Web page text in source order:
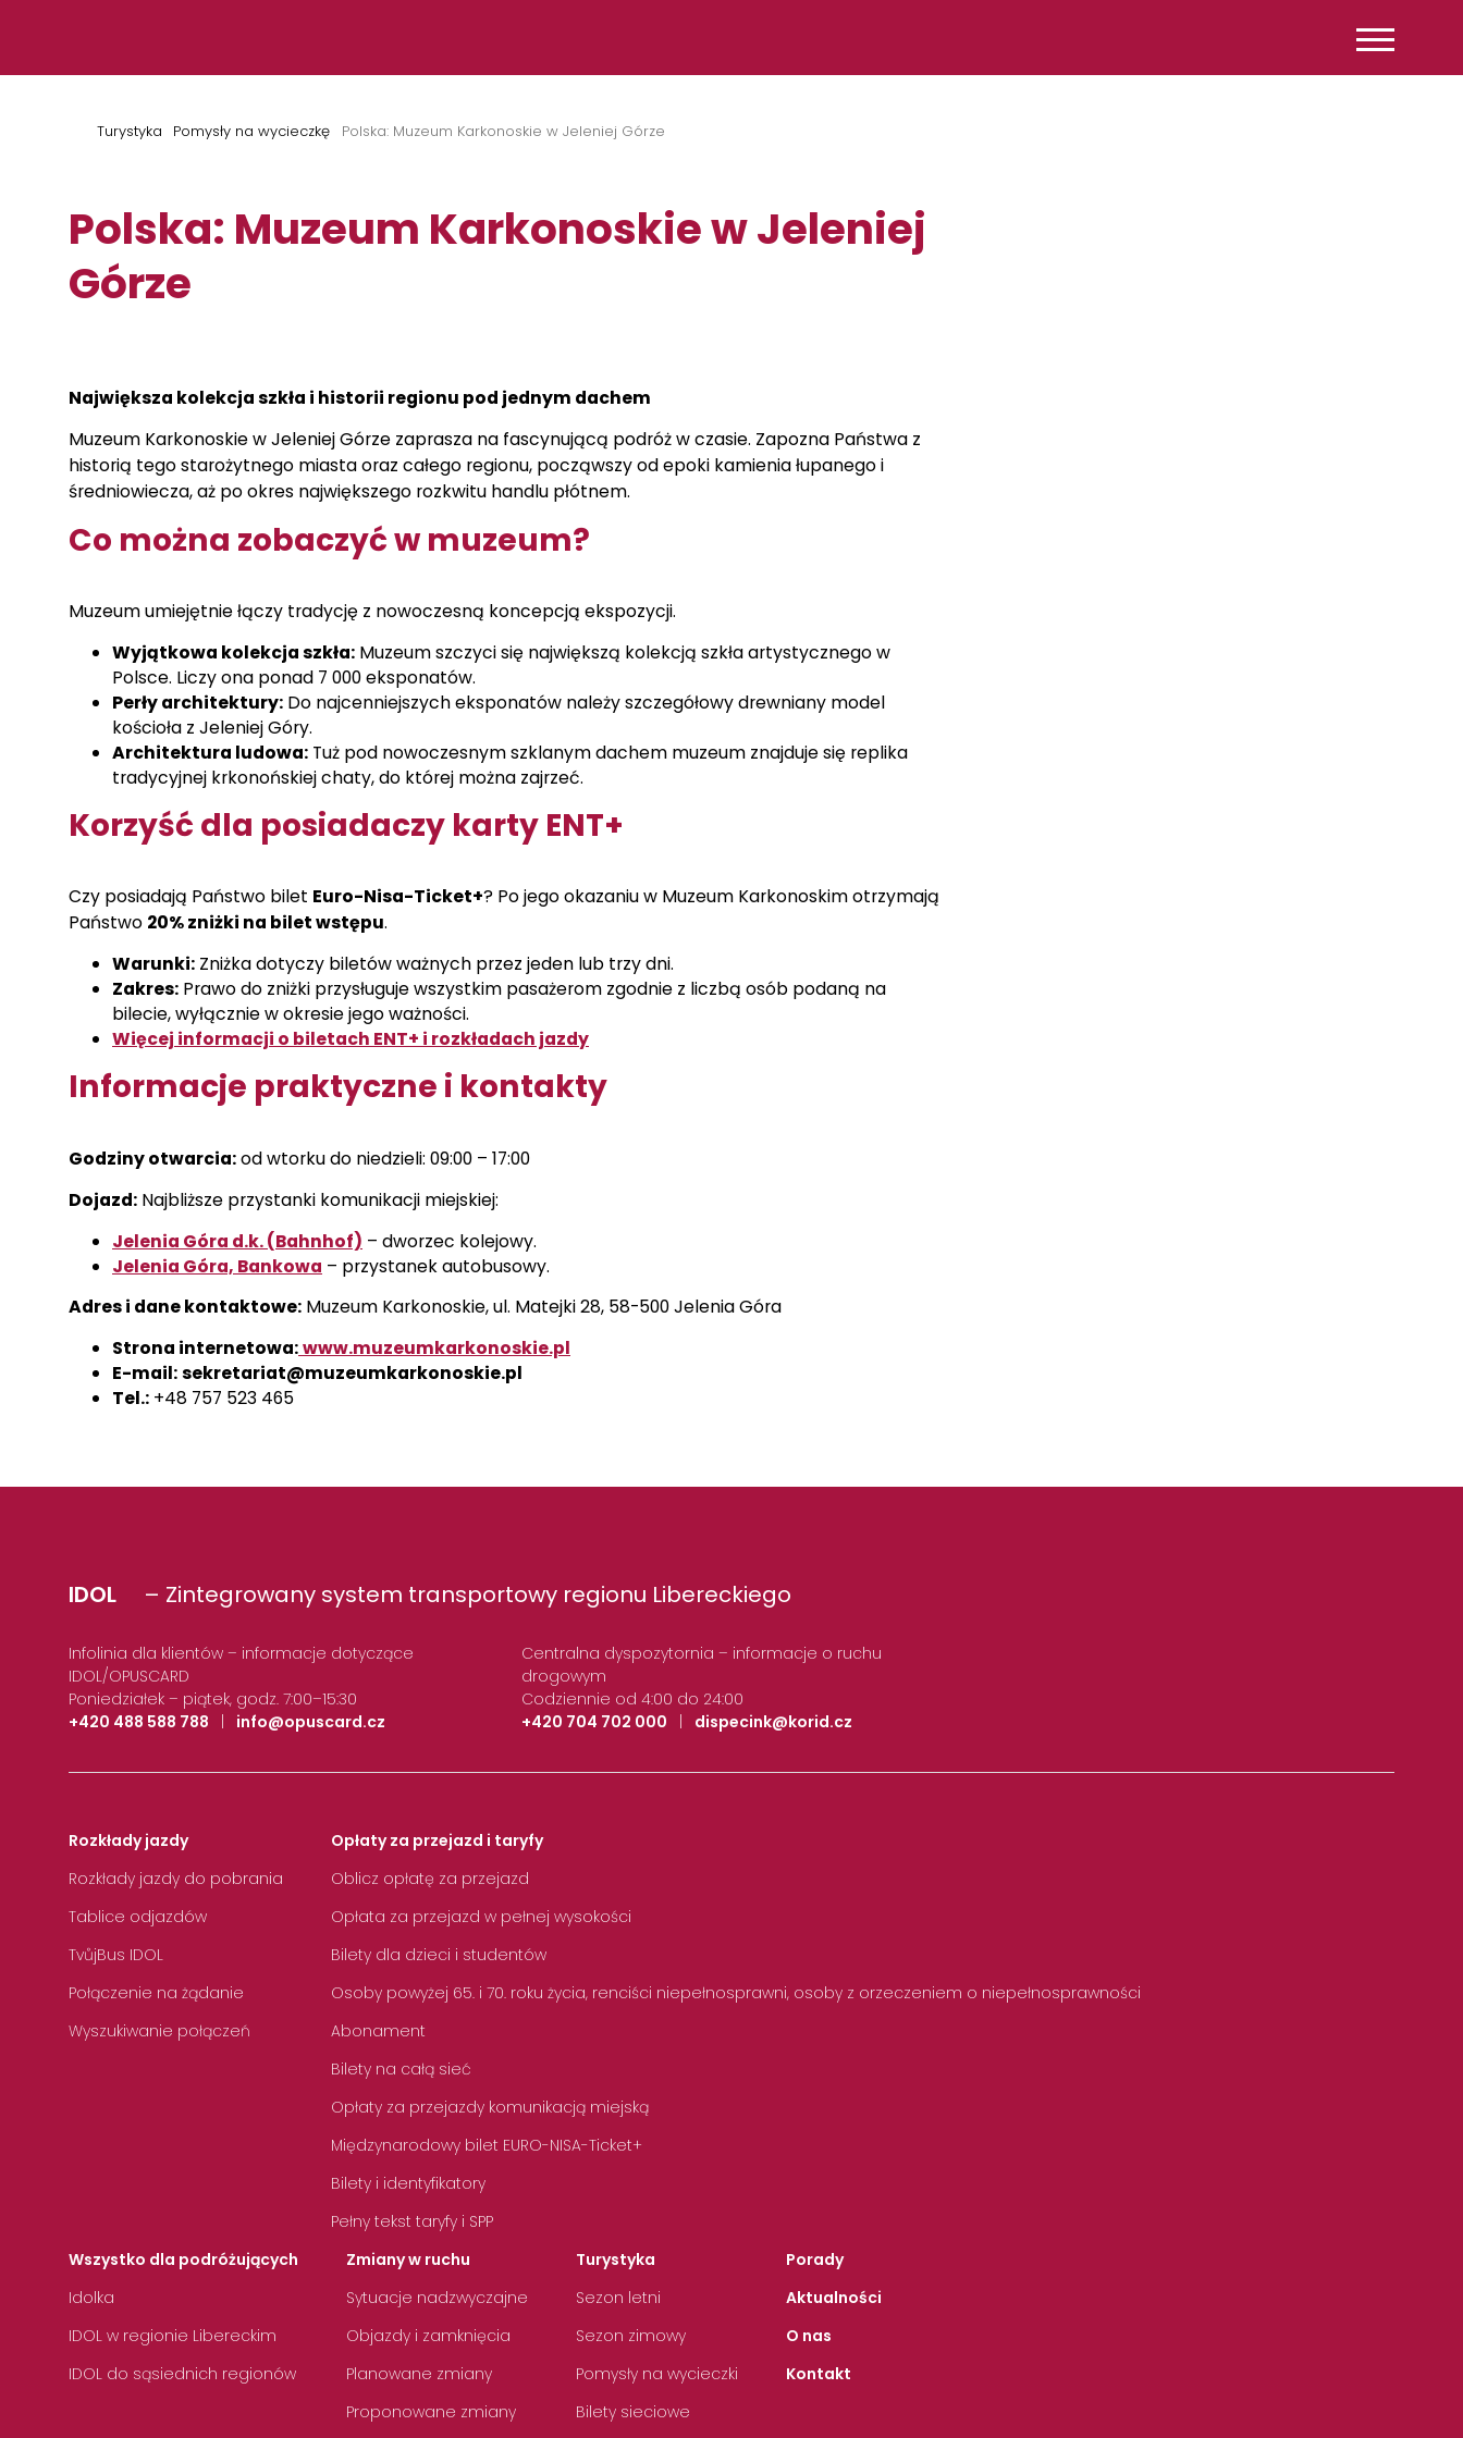
Turystyka Pomysły na wycieczkę Polska: Muzeum Karkonoskie w Jeleniej Górze
Polska: Muzeum Karkonoskie w Jeleniej
Górze
Największa kolekcja szkła i historii regionu pod jednym dachem
Muzeum Karkonoskie w Jeleniej Górze zaprasza na fascynującą podróż w czasie. Zapozna Państwa z
historią tego starożytnego miasta oraz całego regionu, począwszy od epoki kamienia łupanego i
średniowiecza, aż po okres największego rozkwitu handlu płótnem.
Co można zobaczyć w muzeum?
Muzeum umiejętnie łączy tradycję z nowoczesną koncepcją ekspozycji.
Wyjątkowa kolekcja szkła: Muzeum szczyci się największą kolekcją szkła artystycznego w
Polsce. Liczy ona ponad 7 000 eksponatów.
Perły architektury: Do najcenniejszych eksponatów należy szczegółowy drewniany model
kościoła z Jeleniej Góry.
Architektura ludowa: Tuż pod nowoczesnym szklanym dachem muzeum znajduje się replika
tradycyjnej krkonońskiej chaty, do której można zajrzeć.
Korzyść dla posiadaczy karty ENT+
Czy posiadają Państwo bilet Euro-Nisa-Ticket+? Po jego okazaniu w Muzeum Karkonoskim otrzymają
Państwo 20% zniżki na bilet wstępu.
Warunki: Zniżka dotyczy biletów ważnych przez jeden lub trzy dni.
Zakres: Prawo do zniżki przysługuje wszystkim pasażerom zgodnie z liczbą osób podaną na
bilecie, wyłącznie w okresie jego ważności.
Więcej informacji o biletach ENT+ i rozkładach jazdy
Informacje praktyczne i kontakty
Godziny otwarcia:od wtorku do niedzieli: 09:00 – 17:00
Dojazd: Najbliższe przystanki komunikacji miejskiej:
Jelenia Góra d.k. (Bahnhof) – dworzec kolejowy.
Jelenia Góra, Bankowa – przystanek autobusowy.
Adres i dane kontaktowe: Muzeum Karkonoskie, ul. Matejki 28, 58-500 Jelenia Góra
Strona internetowa:www.muzeumkarkonoskie.pl
E-mail:sekretariat@muzeumkarkonoskie.pl
Tel.: +48 757 523 465
IDOL – Zintegrowany system transportowy regionu Libereckiego
Infolinia dla klientów – informacje dotyczące
IDOL/OPUSCARD
Poniedziałek – piątek, godz. 7:00–15:30
+420 488 588 788
| info@opuscard.cz
Centralna dyspozytornia – informacje o ruchu
drogowym
Codziennie od 4:00 do 24:00
+420 704 702 000
| dispecink@korid.cz
Rozkłady jazdy
Rozkłady jazdy do pobrania
Tablice odjazdów
TvůjBus IDOL
Połączenie na żądanie
Wyszukiwanie połączeń
Opłaty za przejazd i taryfy
Oblicz opłatę za przejazd
Opłata za przejazd w pełnej wysokości
Bilety dla dzieci i studentów
Osoby powyżej 65. i 70. roku życia, renciści niepełnosprawni, osoby z orzeczeniem o niepełnosprawności
Abonament
Bilety na całą sieć
Opłaty za przejazdy komunikacją miejską
Międzynarodowy bilet EURO-NISA-Ticket+
Bilety i identyfikatory
Pełny tekst taryfy i SPP
Wszystko dla podróżujących
Idolka
IDOL w regionie Libereckim
IDOL do sąsiednich regionów
Zmiany w ruchu
Sytuacje nadzwyczajne
Objazdy i zamknięcia
Planowane zmiany
Proponowane zmiany
Turystyka
Sezon letni
Sezon zimowy
Pomysły na wycieczki
Bilety sieciowe
Porady
Aktualności
O nas
Kontakt